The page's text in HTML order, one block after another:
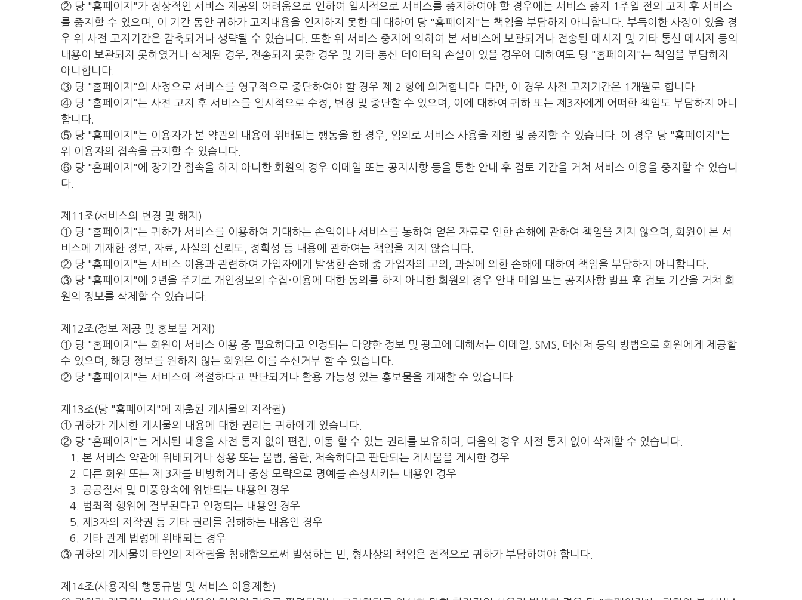
② 당 "홈페이지"가 정상적인 서비스 제공의 어려움으로 인하여 일시적으로 서비스를 중지하여야 할 경우에는 서비스 중지 1주일 전의 고지 후 서비스
를 중지할 수 있으며, 이 기간 동안 귀하가 고지내용을 인지하지 못한 데 대하여 당 "홈페이지"는 책임을 부담하지 아니합니다. 부득이한 사정이 있을 경
우 위 사전 고지기간은 감축되거나 생략될 수 있습니다. 또한 위 서비스 중지에 의하여 본 서비스에 보관되거나 전송된 메시지 및 기타 통신 메시지 등의
내용이 보관되지 못하였거나 삭제된 경우, 전송되지 못한 경우 및 기타 통신 데이터의 손실이 있을 경우에 대하여도 당 "홈페이지"는 책임을 부담하지
아니합니다.
③ 당 "홈페이지"의 사정으로 서비스를 영구적으로 중단하여야 할 경우 제 2 항에 의거합니다. 다만, 이 경우 사전 고지기간은 1개월로 합니다.
④ 당 "홈페이지"는 사전 고지 후 서비스를 일시적으로 수정, 변경 및 중단할 수 있으며, 이에 대하여 귀하 또는 제3자에게 어떠한 책임도 부담하지 아니
합니다.
⑤ 당 "홈페이지"는 이용자가 본 약관의 내용에 위배되는 행동을 한 경우, 임의로 서비스 사용을 제한 및 중지할 수 있습니다. 이 경우 당 "홈페이지"는
위 이용자의 접속을 금지할 수 있습니다.
⑥ 당 "홈페이지"에 장기간 접속을 하지 아니한 회원의 경우 이메일 또는 공지사항 등을 통한 안내 후 검토 기간을 거쳐 서비스 이용을 중지할 수 있습니
다.
제11조(서비스의 변경 및 해지)
① 당 "홈페이지"는 귀하가 서비스를 이용하여 기대하는 손익이나 서비스를 통하여 얻은 자료로 인한 손해에 관하여 책임을 지지 않으며, 회원이 본 서
비스에 게재한 정보, 자료, 사실의 신뢰도, 정확성 등 내용에 관하여는 책임을 지지 않습니다.
② 당 "홈페이지"는 서비스 이용과 관련하여 가입자에게 발생한 손해 중 가입자의 고의, 과실에 의한 손해에 대하여 책임을 부담하지 아니합니다.
③ 당 "홈페이지"에 2년을 주기로 개인정보의 수집·이용에 대한 동의를 하지 아니한 회원의 경우 안내 메일 또는 공지사항 발표 후 검토 기간을 거쳐 회
원의 정보를 삭제할 수 있습니다.
제12조(정보 제공 및 홍보물 게재)
① 당 "홈페이지"는 회원이 서비스 이용 중 필요하다고 인정되는 다양한 정보 및 광고에 대해서는 이메일, SMS, 메신저 등의 방법으로 회원에게 제공할
수 있으며, 해당 정보를 원하지 않는 회원은 이를 수신거부 할 수 있습니다.
② 당 "홈페이지"는 서비스에 적절하다고 판단되거나 활용 가능성 있는 홍보물을 게재할 수 있습니다.
제13조(당 "홈페이지"에 제출된 게시물의 저작권)
① 귀하가 게시한 게시물의 내용에 대한 권리는 귀하에게 있습니다.
② 당 "홈페이지"는 게시된 내용을 사전 통지 없이 편집, 이동 할 수 있는 권리를 보유하며, 다음의 경우 사전 통지 없이 삭제할 수 있습니다.
1. 본 서비스 약관에 위배되거나 상용 또는 불법, 음란, 저속하다고 판단되는 게시물을 게시한 경우
2. 다른 회원 또는 제 3자를 비방하거나 중상 모략으로 명예를 손상시키는 내용인 경우
3. 공공질서 및 미풍양속에 위반되는 내용인 경우
4. 범죄적 행위에 결부된다고 인정되는 내용일 경우
5. 제3자의 저작권 등 기타 권리를 침해하는 내용인 경우
6. 기타 관계 법령에 위배되는 경우
③ 귀하의 게시물이 타인의 저작권을 침해함으로써 발생하는 민, 형사상의 책임은 전적으로 귀하가 부담하여야 합니다.
제14조(사용자의 행동규범 및 서비스 이용제한)